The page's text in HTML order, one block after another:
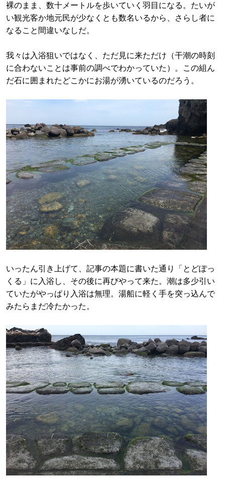
裸のまま、数十メートルを歩いていく羽目になる。たいが
い観光客か地元民が少なくとも数名いるから、さらし者に
なること間違いなしだ。
我々は入浴狙いではなく、ただ見に来ただけ（干潮の時刻
に合わないことは事前の調べでわかっていた）。この組ん
だ石に囲まれたどこかにお湯が湧いているのだろう。
いったん引き上げて、記事の本題に書いた通り「とどぽっ
くる」に入浴し、その後に再びやって来た。潮は多少引い
ていたがやっぱり入浴は無理。湯船に軽く手を突っ込んで
みたらまだ冷たかった。